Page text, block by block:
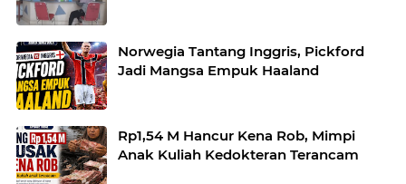
Norwegia Tantang Inggris, Pickford
Jadi Mangsa Empuk Haaland
Rp1,54 M Hancur Kena Rob, Mimpi
Anak Kuliah Kedokteran Terancam